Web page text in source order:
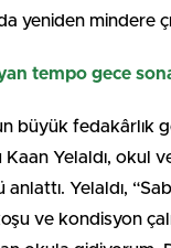
yeniden mindere
tempo gece
büyük fedakârlık
Yelaldı, okul
Yelaldı,
ve kondisyon